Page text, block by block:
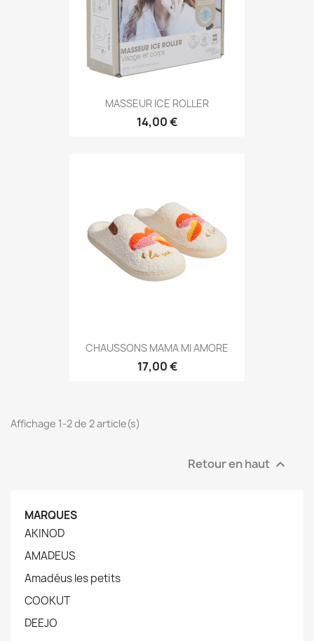
MASSEUR ICE ROLLER
14,00 €
CHAUSSONS MAMA MI AMORE
17,00 €
Affichage 1-2 de 2 article(s)
Retour en haut 
MARQUES
AKINOD
AMADEUS
Amadéus les petits
COOKUT
DEEJO